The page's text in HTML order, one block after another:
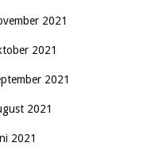
2021
2021
2021
2021
2021